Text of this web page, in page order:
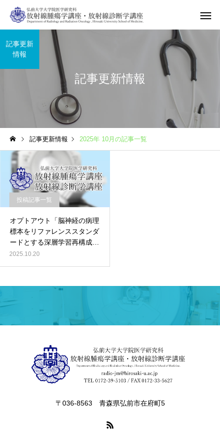
記事更新情報
記事更新
情報
記事更新情報 2025年 10月の記事一覧
投稿記事一覧
オプトアウト「脳神経の病理
標本をリファレンススタンダ
ードとする深層学習再構成を
⽤いたMRI撮像の研究」
2025.10.20
〒036-8563 青森県弘前市在府町5